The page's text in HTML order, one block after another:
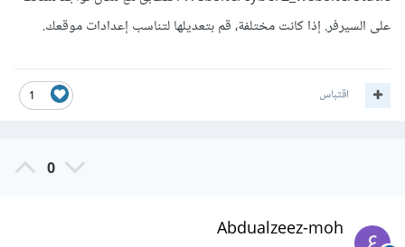
على السيرفر. إذا كانت مختلفة، قم بتعديلها لتناسب إعدادات موقعك.
1 اقتباس
0
Abdualzeez-moh